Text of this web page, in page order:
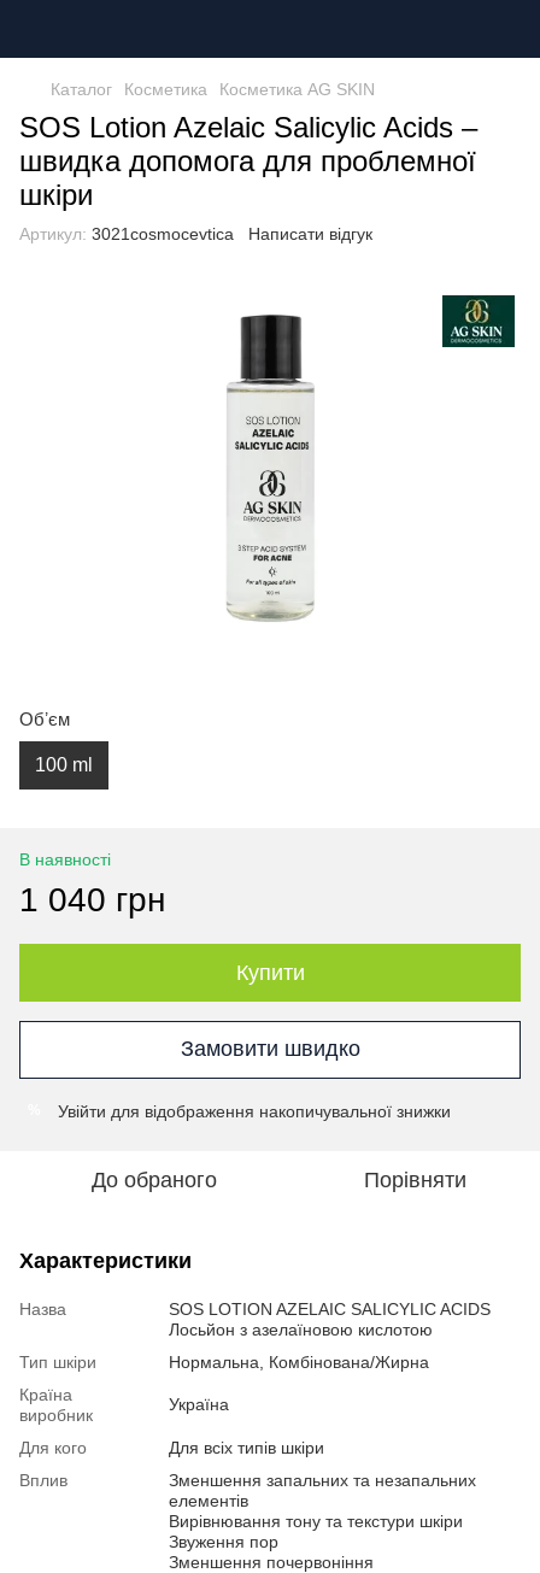
Каталог Косметика Косметика AG SKIN
SOS Lotion Azelaic Salicylic Acids –
швидка допомога для проблемної
шкіри
Артикул: 3021cosmocevtica Написати відгук
Обʼєм
100 ml
В наявності
1 040 грн
Купити
Замовити швидко
Увійти для відображення накопичувальної знижки
До обраного Порівняти
Характеристики
Назва
SOS LOTION AZELAIC SALICYLIC ACIDS
Лосьйон з азелаїновою кислотою
Тип шкіри
Нормальна, Комбінована/Жирна
Країна
виробник
Україна
Для кого
Для всіх типів шкіри
Вплив
Зменшення запальних та незапальних
елементів
Вирівнювання тону та текстури шкіри
Звуження пор
Зменшення почервоніння